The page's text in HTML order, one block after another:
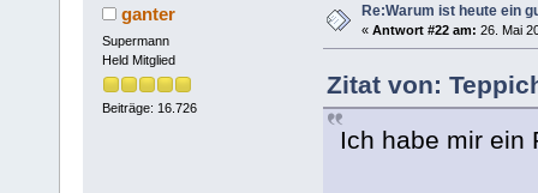
ganter
Supermann
Held Mitglied
Beiträge: 16.726
Re:Warum ist heute ein
« Antwort #22 am: 26. Mai
Zitat von:
Ich habe mir ein